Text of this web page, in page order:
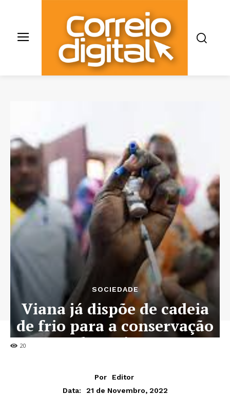
20
SOCIEDADE
Viana já dispõe de cadeia
de frio para a conservação
de vacinas
Por
Editor
Data:
21 de Novembro, 2022